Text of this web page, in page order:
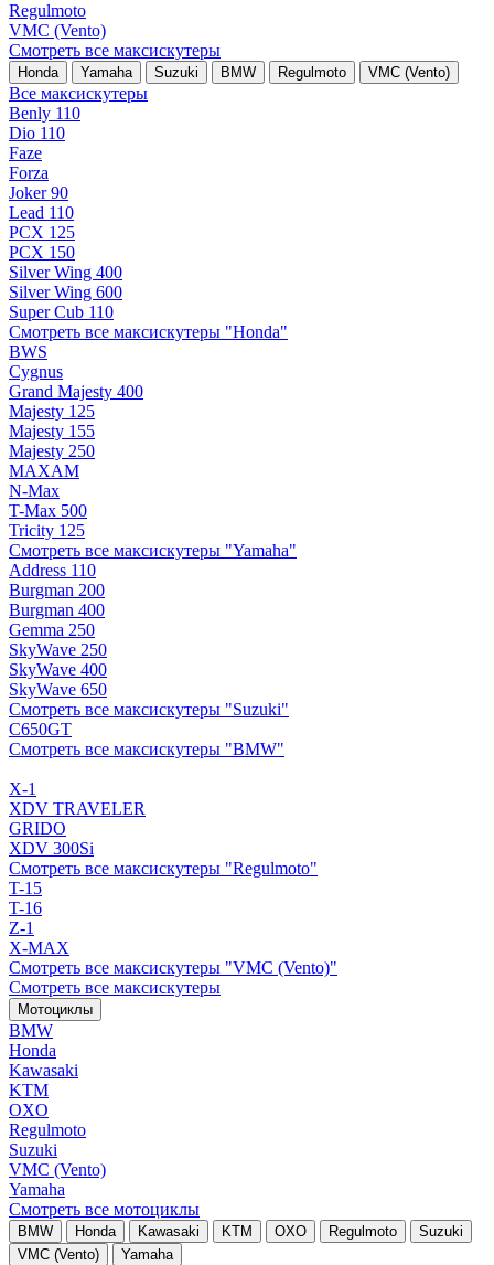
Regulmoto
VMC (Vento)
Смотреть все максискутеры
Honda Yamaha Suzuki BMW Regulmoto VMC (Vento)
Все максискутеры
Benly 110
Dio 110
Faze
Forza
Joker 90
Lead 110
PCX 125
PCX 150
Silver Wing 400
Silver Wing 600
Super Cub 110
Смотреть все максискутеры "Honda"
BWS
Cygnus
Grand Majesty 400
Majesty 125
Majesty 155
Majesty 250
MAXAM
N-Max
T-Max 500
Tricity 125
Смотреть все максискутеры "Yamaha"
Address 110
Burgman 200
Burgman 400
Gemma 250
SkyWave 250
SkyWave 400
SkyWave 650
Смотреть все максискутеры "Suzuki"
C650GT
Смотреть все максискутеры "BMW"
X-1
XDV TRAVELER
GRIDO
XDV 300Si
Смотреть все максискутеры "Regulmoto"
T-15
T-16
Z-1
X-MAX
Смотреть все максискутеры "VMC (Vento)"
Смотреть все максискутеры
Мотоциклы
BMW
Honda
Kawasaki
KTM
OXO
Regulmoto
Suzuki
VMC (Vento)
Yamaha
Смотреть все мотоциклы
BMW Honda Kawasaki KTM OXO Regulmoto
Suzuki
VMC (Vento)
Yamaha